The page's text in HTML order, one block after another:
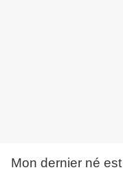
Mon dernier né